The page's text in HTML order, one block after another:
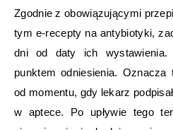
Zgodnie z obowiązującymi
tym e-recepty na antybiotyki,
dni od daty ich
punktem odniesienia.
od momentu, gdy lekarz
w aptece. Po upływie tego